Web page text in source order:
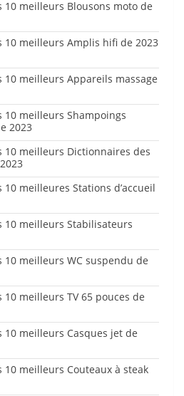
10 meilleurs Blousons moto de
10 meilleurs Amplis hifi de 2023
10 meilleurs Appareils massage
10 meilleurs Shampoings
2023
10 meilleurs Dictionnaires des
meilleures Stations d’accueil
10 meilleurs Stabilisateurs
10 meilleurs WC suspendu de
10 meilleurs TV 65 pouces de
10 meilleurs Casques jet de
10 meilleurs Couteaux à steak